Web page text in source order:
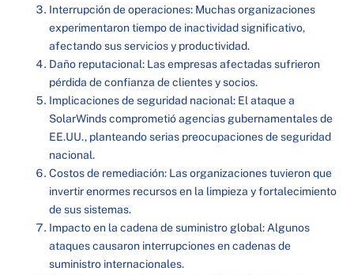
Interrupción de operaciones: Muchas organizaciones
experimentaron tiempo de inactividad significativo,
afectando sus servicios y productividad.
Daño reputacional: Las empresas afectadas sufrieron
pérdida de confianza de clientes y socios.
Implicaciones de seguridad nacional: El ataque a
SolarWinds comprometió agencias gubernamentales de
EE.UU., planteando serias preocupaciones de seguridad
nacional.
Costos de remediación: Las organizaciones tuvieron que
invertir enormes recursos en la limpieza y fortalecimiento
de sus sistemas.
Impacto en la cadena de suministro global: Algunos
ataques causaron interrupciones en cadenas de
suministro internacionales.